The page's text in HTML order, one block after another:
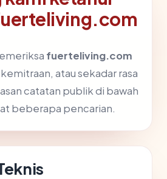
fuerteliving.com
atau sekadar rasa
catatan publik di bawah
beberapa pencarian.